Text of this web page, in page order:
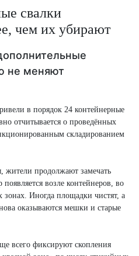
свалки
чем их убирают
не меняют
в порядок 24 контейнерные
отчитывается о проведённых
складированием
жители продолжают замечать
возле контейнеров, во
зонах. Иногда площадки чистят, а
оказываются мешки и старые
всего фиксируют скопления